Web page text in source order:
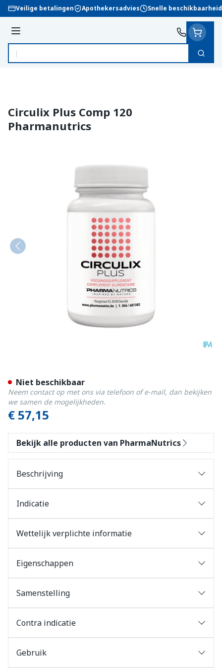
Ga naar de inhoud
Veilige betalingen Apothekersadvies Snelle beschikbaarheid
Menu
Product, merk, categorie...
Zoek
Circulix Plus Comp 120
Pharmanutrics
€ 57,15
Niet beschikbaar
Neem contact op met ons via telefoon of e-mail, dan bekijken
we samen de mogelijkheden.
Bekijk alle producten van PharmaNutrics
Beschrijving
Indicatie
Wettelijk verplichte informatie
Eigenschappen
Samenstelling
Contra indicatie
Gebruik